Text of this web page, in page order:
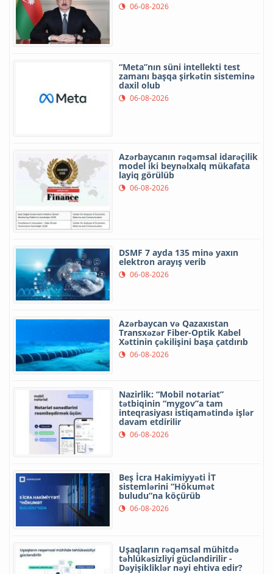
06-08-2026
“Meta”nın süni intellekti test
zamanı başqa şirkətin sisteminə
daxil olub
06-08-2026
Azərbaycanın rəqəmsal idarəçilik
model iki beynəlxalq mükafata
layiq görülüb
06-08-2026
DSMF 7 ayda 135 minə yaxın
elektron arayış verib
06-08-2026
Azərbaycan və Qazaxıstan
Transxəzər Fiber-Optik Kabel
Xəttinin çəkilişini başa çatdırıb
06-08-2026
Nazirlik: “Mobil notariat”
tətbiqinin “mygov”a tam
inteqrasiyası istiqamətində işlər
davam etdirilir
06-08-2026
Beş İcra Hakimiyyəti İT
sistemlərini “Hökumət
buludu”na köçürüb
06-08-2026
Uşaqların rəqəmsal mühitdə
təhlükəsizliyi gücləndirilir -
Dəyişikliklər nəyi ehtiva edir?